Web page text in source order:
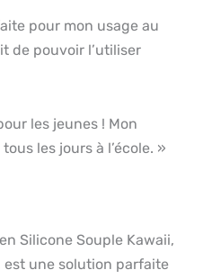
pour mon usage au
de pouvoir l’utiliser
les jeunes ! Mon
les jours à l’école. »
Silicone Souple Kawaii,
est une solution parfaite